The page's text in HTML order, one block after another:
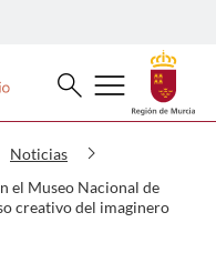
'Salzillo, el
Buscar
search menu
Noticias chevron_right
el Museo Nacional de
creativo del imaginero